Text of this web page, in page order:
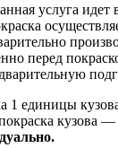
услуга идет
перед
1 единицы
кузова —